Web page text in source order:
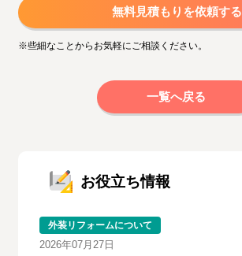
無料見積もりを依頼する
※些細なことからお気軽にご相談ください。
一覧へ戻る
お役立ち情報
外装リフォームについて
2026年07月27日